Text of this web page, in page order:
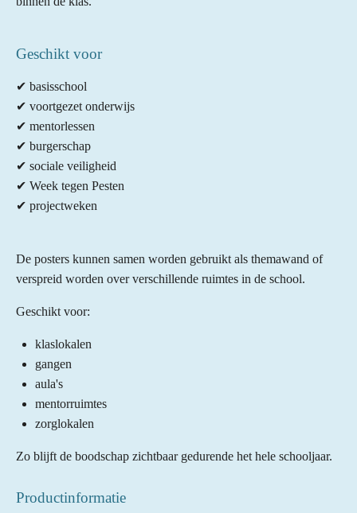
Geschikt voor
✔ basisschool
✔ voortgezet onderwijs
✔ mentorlessen
✔ burgerschap
✔ sociale veiligheid
✔ Week tegen Pesten
✔ projectweken
De posters kunnen samen worden gebruikt als themawand of
verspreid worden over verschillende ruimtes in de school.
Geschikt voor:
klaslokalen
gangen
aula's
mentorruimtes
zorglokalen
Zo blijft de boodschap zichtbaar gedurende het hele schooljaar.
Productinformatie